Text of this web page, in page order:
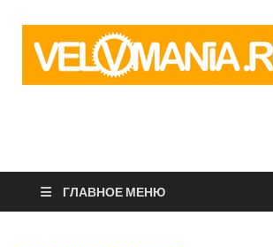
ГЛАВНОЕ МЕНЮ